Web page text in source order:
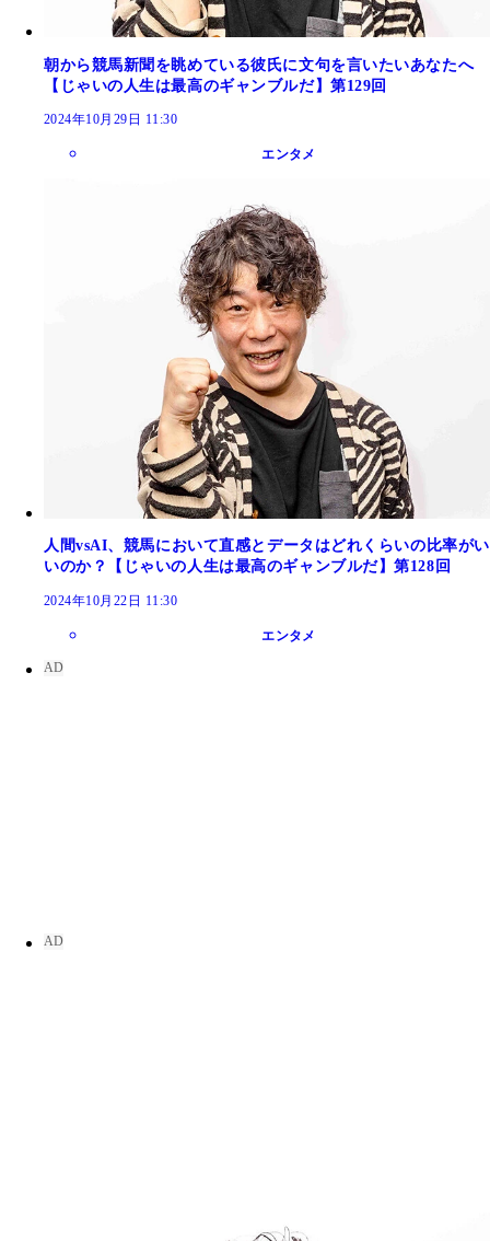
朝から競馬新聞を眺めている彼氏に文句を言いたいあなたへ
【じゃいの人生は最高のギャンブルだ】第129回
2024年10月29日 11:30
エンタメ
人間vsAI、競馬において直感とデータはどれくらいの比率がい
いのか？【じゃいの人生は最高のギャンブルだ】第128回
2024年10月22日 11:30
エンタメ